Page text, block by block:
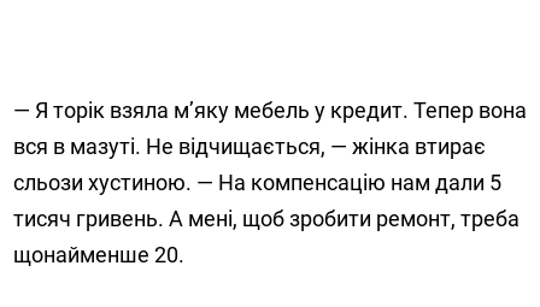
— Я торік взяла м’яку мебель у кредит. Тепер вона
вся в мазуті. Не відчищається, — жінка втирає
сльози хустиною. — На компенсацію нам дали 5
тисяч гривень. А мені, щоб зробити ремонт, треба
щонайменше 20.